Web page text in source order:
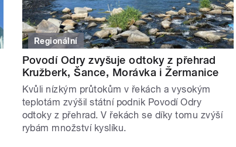
Regionální
Povodí Odry zvyšuje odtoky z přehrad
Kružberk, Šance, Morávka i Žermanice
Kvůli nízkým průtokům v řekách a vysokým
teplotám zvýšil státní podnik Povodí Odry
odtoky z přehrad. V řekách se díky tomu zvýší
rybám množství kyslíku.